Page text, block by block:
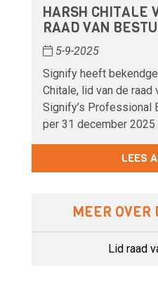
HARSH CHITALE
RAAD VAN
5-9-2025
Signify heeft
Chitale, lid van de raad
Signify’s Professional
per 31 december 2025
LEES
MEER OVER
Lid raad